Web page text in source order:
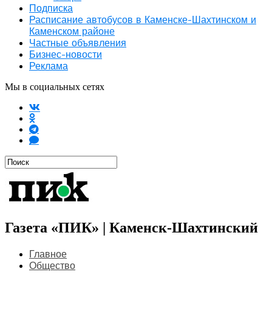
Подписка
Расписание автобусов в Каменске-Шахтинском и
Каменском районе
Частные объявления
Бизнес-новости
Реклама
Мы в социальных сетях
Газета «ПИК» | Каменск-Шахтинский
Главное
Общество